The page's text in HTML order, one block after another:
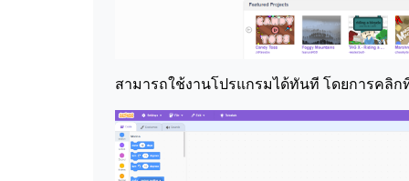
สามารถใช้งานโปรแกรมได้ทันที โดยการคลิ